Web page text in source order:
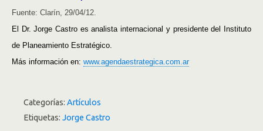
Fuente: Clarín, 29/04/12.
El Dr. Jorge Castro es analista internacional y presidente del Instituto
de Planeamiento Estratégico.
Más información en: www.agendaestrategica.com.ar
Categorías: Artículos
Etiquetas: Jorge Castro